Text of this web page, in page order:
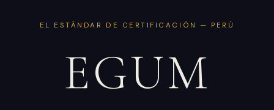
EL ESTÁNDAR DE CERTIFICACIÓN — PERÚ
EGUM